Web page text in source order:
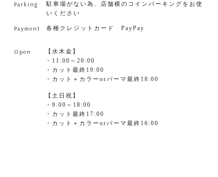
Parking
駐車場がない為、店舗横のコインパーキングをお使
いください
Payment 各種クレジットカード PayPay
Open
【水木金】
・11:00～20:00
・カット最終19:00
・カット＋カラーorパーマ最終18:00
【土日祝】
・9:00～18:00
・カット最終17:00
・カット＋カラーorパーマ最終16:00